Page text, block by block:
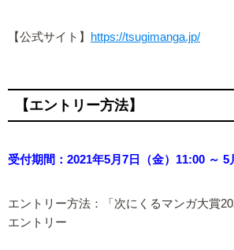
【公式サイト】 https://tsugimanga.jp/
【エントリー方法】
受付期間：2021年5月7日（金）11:00 ～ 5
エントリー方法：「次にくるマンガ大賞
エントリー